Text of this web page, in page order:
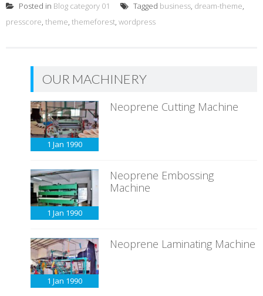
Posted in Blog category 01 Tagged business, dream-theme,
presscore, theme, themeforest, wordpress
OUR MACHINERY
1 Jan 1990
Neoprene Cutting Machine
1 Jan 1990
Neoprene Embossing
Machine
1 Jan 1990
Neoprene Laminating Machine